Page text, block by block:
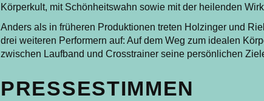
Körperkult, mit Schönheitswahn sowie mit der heilenden
Anders als in früheren Produktionen treten Holzinger und
drei weiteren Performern auf: Auf dem Weg zum idealen
zwischen Laufband und Crosstrainer seine persönlichen
PRESSESTIMMEN